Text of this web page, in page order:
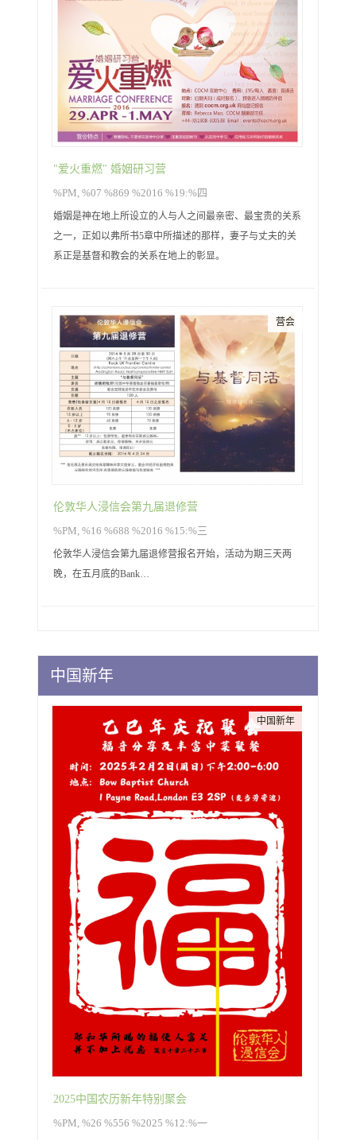
"爱火重燃" 婚姻研习营
%PM, %07 %869 %2016 %19:%四
婚姻是神在地上所设立的人与人之间最亲密、最宝贵的关系
之一，正如以弗所书5章中所描述的那样，妻子与丈夫的关
系正是基督和教会的关系在地上的彰显。
伦敦华人浸信会第九届退修营
%PM, %16 %688 %2016 %15:%三
营会
伦敦华人浸信会第九届退修营报名开始，活动为期三天两
晚，在五月底的Bank…
中国新年
2025中国农历新年特别聚会
%PM, %26 %556 %2025 %12:%一
中国新年